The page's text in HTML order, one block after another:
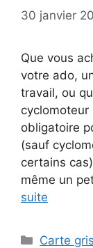
30 janvier
Que vous
votre ado,
travail, ou
obligatoire
(sauf
certains
même un
suite
Carte